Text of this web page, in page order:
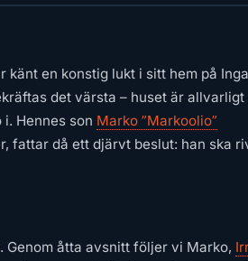
känt en konstig lukt i sitt hem på
det värsta – huset är allvarligt
Hennes son Marko ”Markoolio”
fattar då ett djärvt beslut: han ska
åtta avsnitt följer vi Marko,